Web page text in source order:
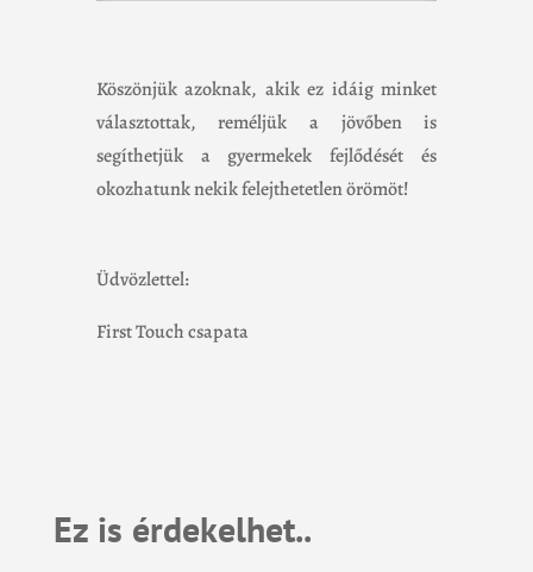
Köszönjük azoknak, akik ez idáig minket
választottak, reméljük a jövőben is
segíthetjük a gyermekek fejlődését és
okozhatunk nekik felejthetetlen örömöt!
Üdvözlettel:
First Touch csapata
Ez is érdekelhet..